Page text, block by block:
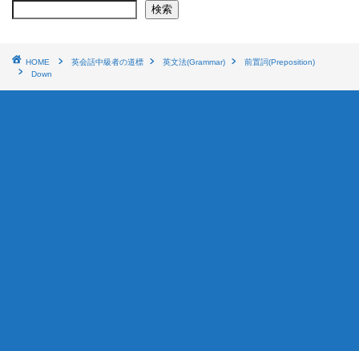
検索
HOME 英会話中級者の道標 英文法(Grammar)
前置詞(Preposition)
Down